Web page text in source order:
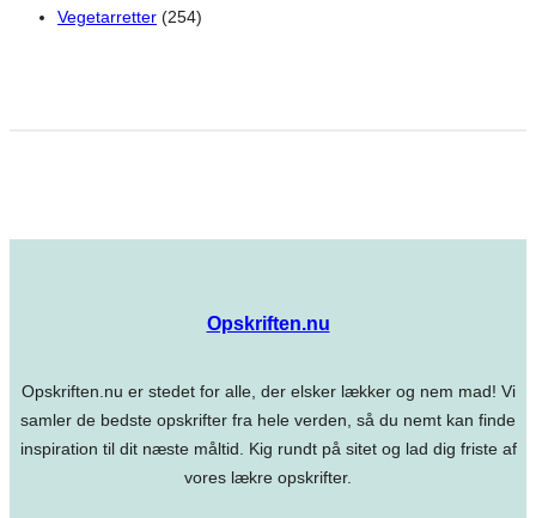
Vegetarretter (254)
Opskriften.nu
Opskriften.nu er stedet for alle, der elsker lækker og nem mad! Vi
samler de bedste opskrifter fra hele verden, så du nemt kan finde
inspiration til dit næste måltid. Kig rundt på sitet og lad dig friste af
vores lækre opskrifter.